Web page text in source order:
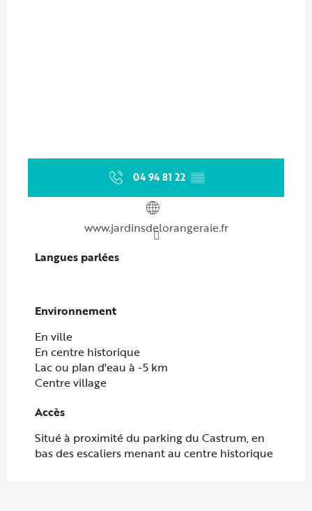
04 94 81 22 ▒▒
www.jardinsdelorangeraie.fr
Langues parlées
Langues parlées
Environnement
Environnement
En ville
En centre historique
Lac ou plan d'eau à -5 km
Centre village
Accès
Accès
Situé à proximité du parking du Castrum, en
bas des escaliers menant au centre historique